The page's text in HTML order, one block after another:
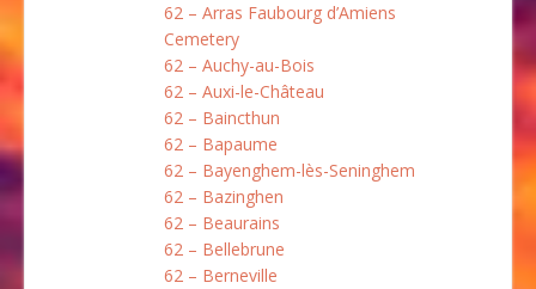
62 – Arras Faubourg d’Amiens
Cemetery
62 – Auchy-au-Bois
62 – Auxi-le-Château
62 – Baincthun
62 – Bapaume
62 – Bayenghem-lès-Seninghem
62 – Bazinghen
62 – Beaurains
62 – Bellebrune
62 – Berneville